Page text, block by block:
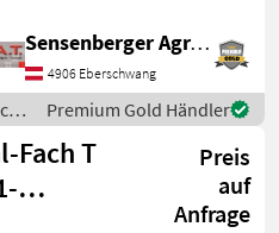
-
-Rotor mit 13
-16-
Sensenberger Agrar-Technik
4906 Eberschwang
/
Premium Gold Händler
Fach T
Preis
auf
Anfrage